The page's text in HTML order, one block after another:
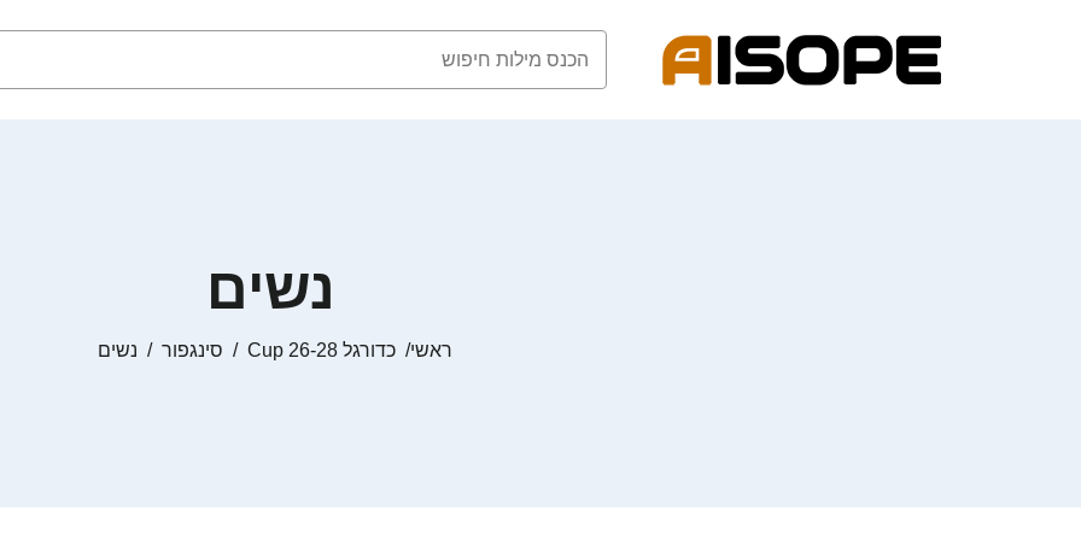
נשים
ראשי כדורגל Cup 26-28 סינגפור נשים